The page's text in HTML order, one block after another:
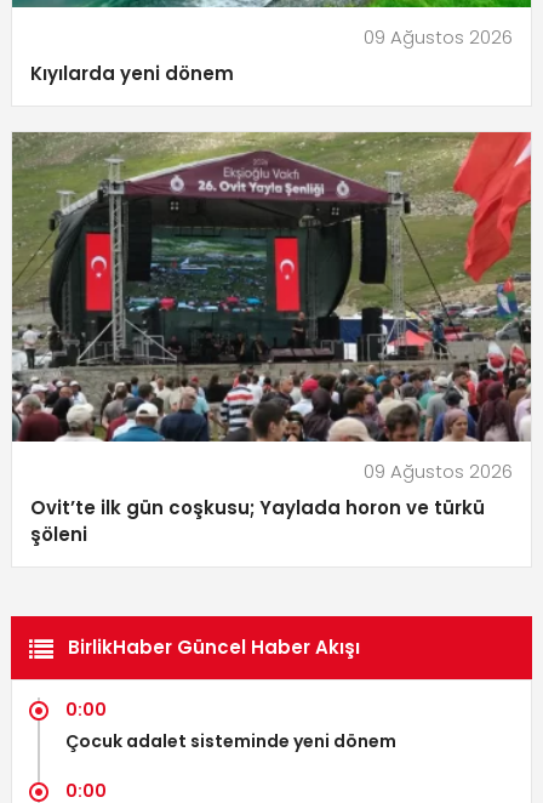
09 Ağustos 2026
Kıyılarda yeni dönem
09 Ağustos 2026
Ovit’te ilk gün coşkusu; Yaylada horon ve türkü
şöleni
BirlikHaber Güncel Haber Akışı
0:00
Çocuk adalet sisteminde yeni dönem
0:00